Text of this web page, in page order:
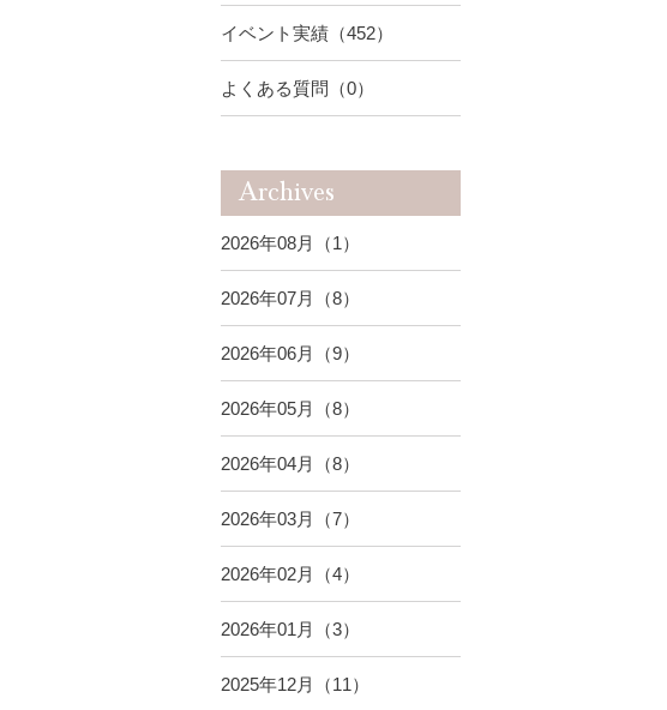
イベント実績（452）
よくある質問（0）
Archives
2026年08月（1）
2026年07月（8）
2026年06月（9）
2026年05月（8）
2026年04月（8）
2026年03月（7）
2026年02月（4）
2026年01月（3）
2025年12月（11）